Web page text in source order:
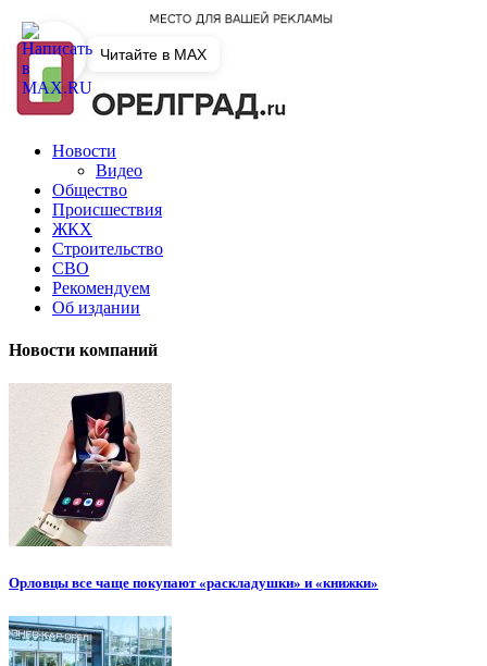
Новости
Видео
Общество
Происшествия
ЖКХ
Строительство
СВО
Рекомендуем
Об издании
Новости компаний
Орловцы все чаще покупают «раскладушки» и «книжки»
Читайте в MAX